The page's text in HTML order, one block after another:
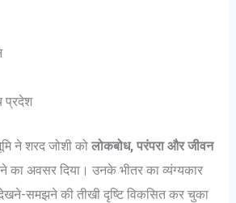
प्रदेश
ने शरद जोशी कोलोकबोध, परंपरा और जीवन
अवसर दिया। उनके भीतर का व्यंग्यकार
समझने की तीखी दृष्टि विकसित कर चुका